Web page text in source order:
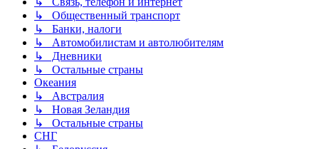
↳ Общественный транспорт
↳ Банки, налоги
↳ Автомобилистам и автолюбителям
↳ Дневники
↳ Остальные страны
Океания
↳ Австралия
↳ Новая Зеландия
↳ Остальные страны
СНГ